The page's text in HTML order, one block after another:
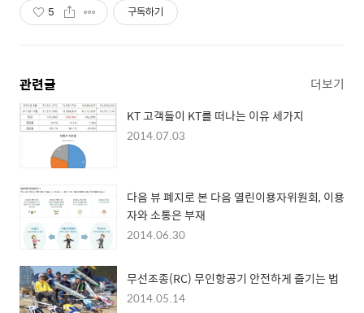
5 구독하기
관련글 더보기
KT 고객들이 KT를 떠나는 이유 세가지
2014.07.03
다음 뷰 폐지로 본 다음 열린이용자위원회, 이용
자와 소통은 부재
2014.06.30
무선조종(RC) 무인항공기 안전하게 즐기는 법
2014.05.14